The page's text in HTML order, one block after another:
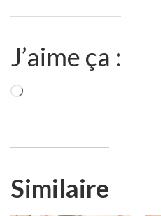
J’aime ça :
Chargement…
Similaire